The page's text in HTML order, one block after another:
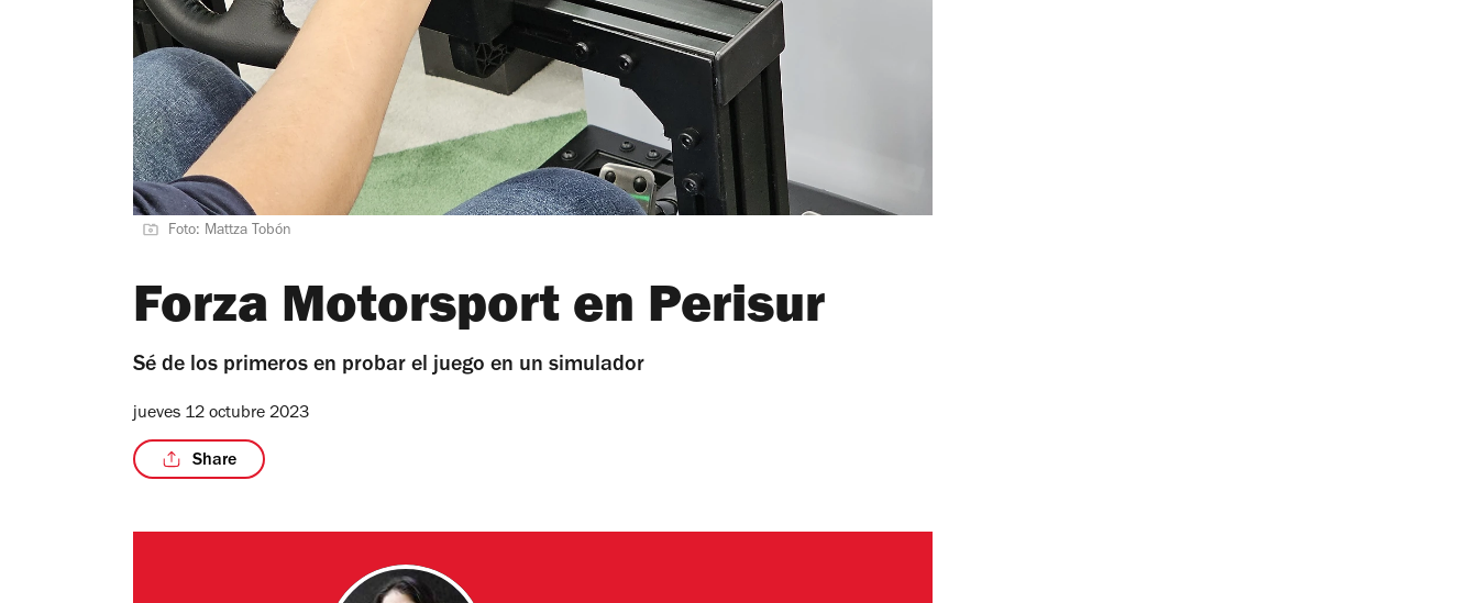
Foto: Mattza Tobón
Forza Motorsport en Perisur
Sé de los primeros en probar el juego en un simulador
jueves 12 octubre 2023
Share